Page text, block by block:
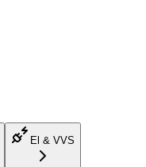
El & VVS